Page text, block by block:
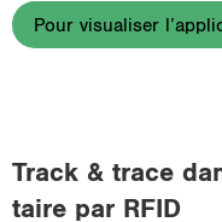
Pour visualiser
Track & trace
taire par RFID